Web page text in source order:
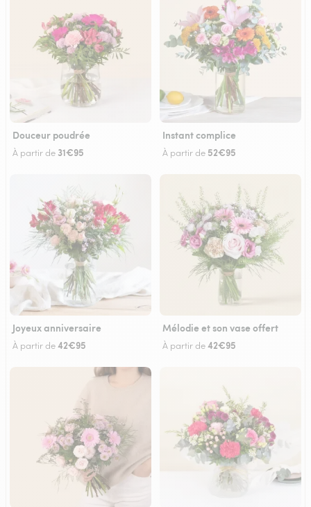
Douceur poudrée
À partir de 31€95
Instant complice
À partir de 52€95
Joyeux anniversaire
À partir de42€95
Mélodie et son vase offert
À partir de42€95